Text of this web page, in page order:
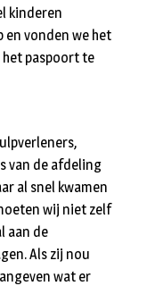
kinderen
en vonden we het
paspoort te
van de afdeling
al snel kwamen
wij niet zelf
aan de
Als zij nou
wat er